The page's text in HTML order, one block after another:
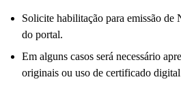
Solicite habilitação para emissão de
do portal.
Em alguns casos será necessário
originais ou uso de certificado